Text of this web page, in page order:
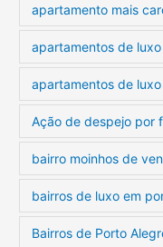
apartamento mais
apartamentos de
apartamentos de
Ação de despejo por
bairro moinhos de
bairros de luxo em
Bairros de Porto